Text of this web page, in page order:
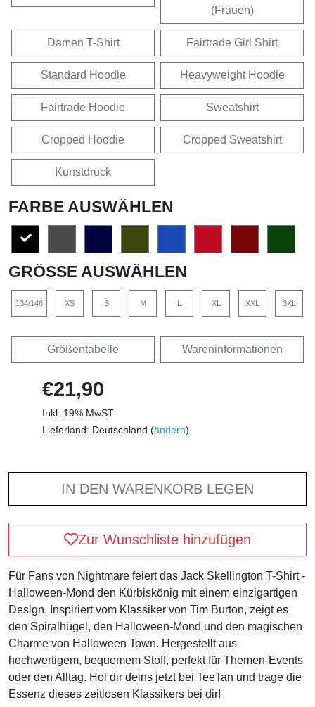
(Frauen)
Damen T-Shirt Fairtrade Girl Shirt
Standard Hoodie Heavyweight Hoodie
Fairtrade Hoodie Sweatshirt
Cropped Hoodie Cropped Sweatshirt
Kunstdruck
FARBE AUSWÄHLEN
GRÖSSE AUSWÄHLEN
134/146 XS S M L XL XXL 3XL
Größentabelle Wareninformationen
€21,90
Inkl. 19% MwST
Lieferland: Deutschland (ändern)
IN DEN WARENKORB LEGEN
Zur Wunschliste hinzufügen
Für Fans von Nightmare feiert das Jack Skellington T-Shirt -
Halloween-Mond den Kürbiskönig mit einem einzigartigen
Design. Inspiriert vom Klassiker von Tim Burton, zeigt es
den Spiralhügel, den Halloween-Mond und den magischen
Charme von Halloween Town. Hergestellt aus
hochwertigem, bequemem Stoff, perfekt für Themen-Events
oder den Alltag. Hol dir deins jetzt bei TeeTan und trage die
Essenz dieses zeitlosen Klassikers bei dir!